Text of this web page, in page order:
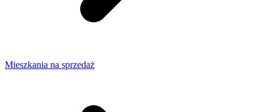
Mieszkania na sprzedaż